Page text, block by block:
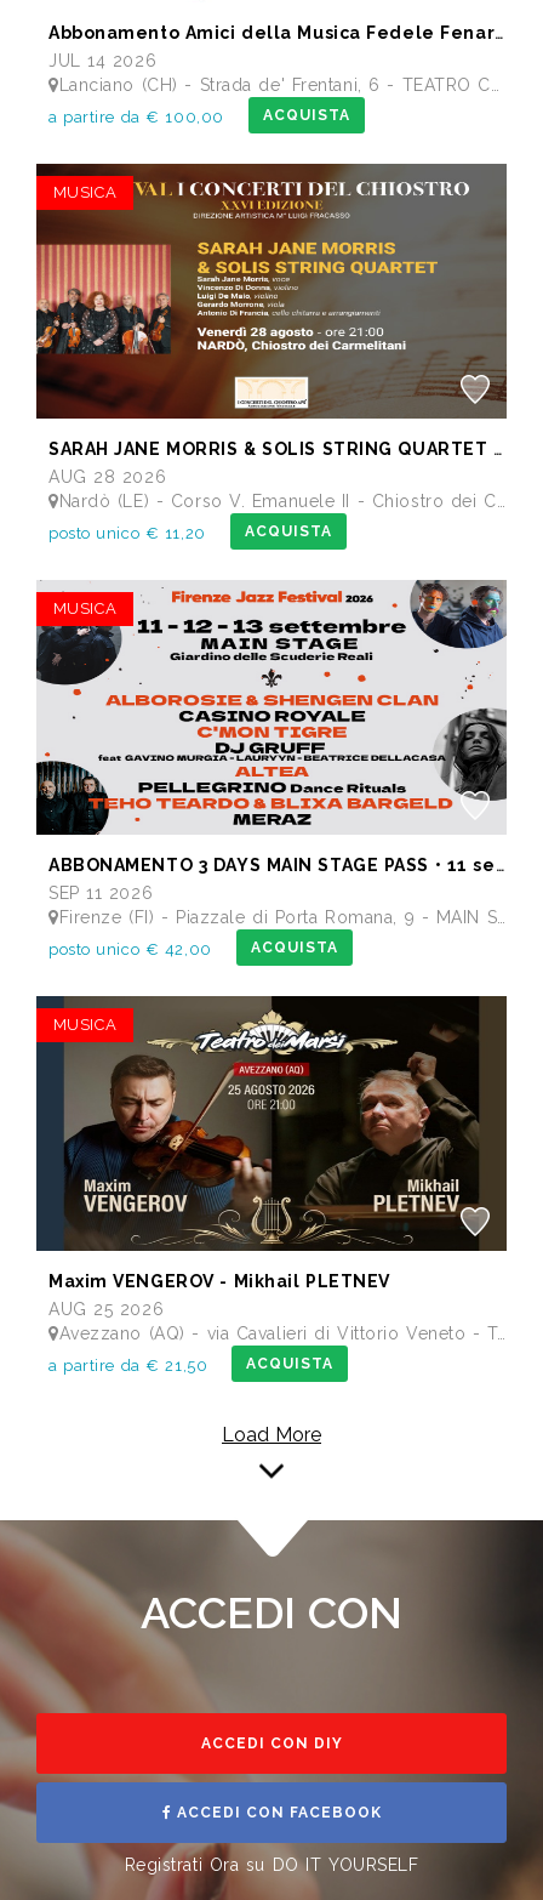
Abbonamento Amici della Musica Fedele Fenaroli 17 Concerti dal 14/07 al13/12 2026
JUL 14 2026
Lanciano (CH) - Strada de' Frentani, 6 - TEATRO COMUNALE FEDELE FENAROLI
a partire da € 100,00 ACQUISTA
MUSICA
SARAH JANE MORRIS & SOLIS STRING QUARTET - Festival I Concerti del Chiostro
AUG 28 2026
Nardò (LE) - Corso V. Emanuele II - Chiostro dei Carmelitani
posto unico € 11,20 ACQUISTA
MUSICA
ABBONAMENTO 3 DAYS MAIN STAGE PASS • 11 settembre: Alborosie & Shengen Clan, DJ Gruff feat Gavino Murgia - Lauryyn - Beatrice Dellacasa, after party Dj Gruff • 12 settembre: Altea, Pellegrino, Casino Royale • 13 settembre: Meraz, Teho Teardo & Blixa Bargeld, C'Mon Tigre
SEP 11 2026
Firenze (FI) - Piazzale di Porta Romana, 9 - MAIN STAGE - Giardino delle Scuderie Reali
posto unico € 42,00 ACQUISTA
MUSICA
Maxim VENGEROV - Mikhail PLETNEV
AUG 25 2026
Avezzano (AQ) - via Cavalieri di Vittorio Veneto - Teatro dei Marsi
a partire da € 21,50 ACQUISTA
Load More
ACCEDI CON
ACCEDI CON DIY
ACCEDI CON FACEBOOK
Registrati Ora su DO IT YOURSELF